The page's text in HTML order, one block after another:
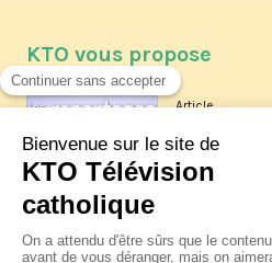
KTO vous propose
Article
Les
La visite
XIV à